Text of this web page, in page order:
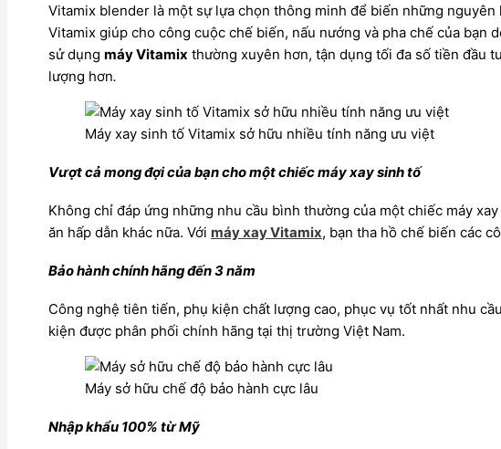
Vitamix blender là một sự lựa chọn thông minh để biến những
Vitamix giúp cho công cuộc chế biến, nấu nướng và pha chế của bạn
sử dụng máy Vitamix thường xuyên hơn, tận dụng tối đa số tiền đầu
lượng hơn.
Máy xay sinh tố Vitamix sở hữu nhiều tính năng ưu việt
Vượt cả mong đợi của bạn cho một chiếc máy xay sinh tố
Không chỉ đáp ứng những nhu cầu bình thường của một chiếc máy
ăn hấp dẫn khác nữa. Với máy xay Vitamix, bạn tha hồ chế biến các
Bảo hành chính hãng đến 3 năm
Công nghệ tiên tiến, phụ kiện chất lượng cao, phục vụ tốt nhất nhu
kiện được phân phối chính hãng tại thị trường Việt Nam.
Máy sở hữu chế độ bảo hành cực lâu
Nhập khẩu 100% từ Mỹ